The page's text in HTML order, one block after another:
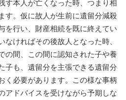
す本人が亡くなった時、つまり相
す。仮に故人が生前に遺留分減殺
を行い、財産相続を既に終えてい
なければその後故人となった時、
の間、この間に認知された子や養
子も、遺留分を主張できる遺留分
く必要があります。この様な事柄
アドバイスを受けながら予期しな